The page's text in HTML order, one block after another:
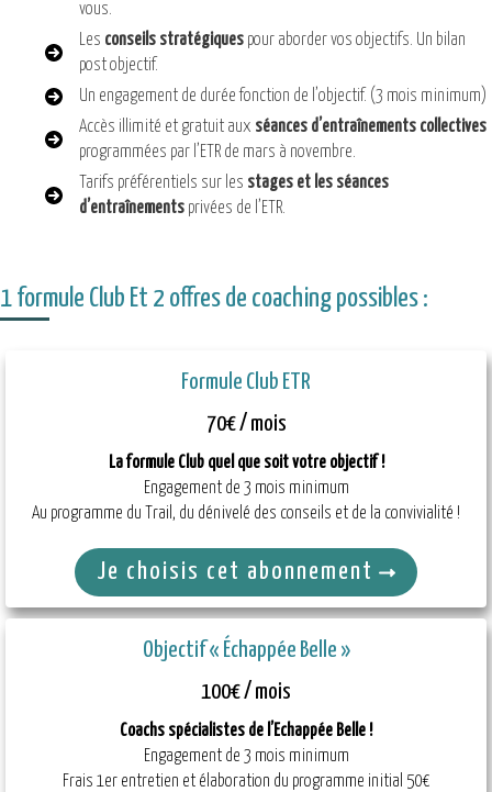
vous.
Les conseils stratégiques pour aborder vos objectifs. Un bilan
post objectif.
Un engagement de durée fonction de l’objectif. (3 mois minimum)
Accès illimité et gratuit aux séances d’entraînements collectives
programmées par l’ETR de mars à novembre.
Tarifs préférentiels sur les stages et les séances
d’entraînements privées de l’ETR.
1 formule Club Et 2 offres de coaching possibles :
Formule Club ETR
70€ / mois
La formule Club quel que soit votre objectif !
Engagement de 3 mois minimum
Au programme du Trail, du dénivelé des conseils et de la convivialité !
Je choisis cet abonnement
Objectif « Échappée Belle »
100€ / mois
Coachs spécialistes de l’Echappée Belle !
Engagement de 3 mois minimum
Frais 1er entretien et élaboration du programme initial 50€